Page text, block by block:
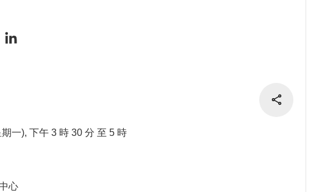
一), 下午 3 時 30 分 至 5 時
心